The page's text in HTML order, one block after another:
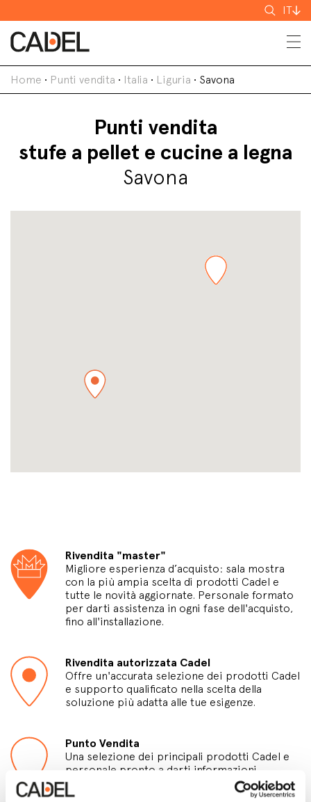
Cerca
IT
Home • Punti vendita • Italia • Liguria • Savona
Punti vendita
stufe a pellet e cucine a legna
Savona
Rivendita "master"
Migliore esperienza d’acquisto: sala mostra
con la più ampia scelta di prodotti Cadel e
tutte le novità aggiornate. Personale formato
per darti assistenza in ogni fase dell'acquisto,
fino all'installazione.
Rivendita autorizzata Cadel
Offre un'accurata selezione dei prodotti Cadel
e supporto qualificato nella scelta della
soluzione più adatta alle tue esigenze.
Punto Vendita
Una selezione dei principali prodotti Cadel e
personale pronto a darti informazioni.